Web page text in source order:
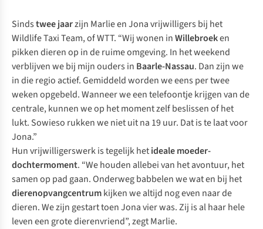
Sindstwee jaarzijn Marlie en Jona vrijwilligers bij het
Wildlife Taxi Team, of WTT. “Wij wonen inWillebroeken
pikken dieren op in de ruime omgeving. In het weekend
verblijven we bij mijn ouders in Baarle-Nassau. Dan zijn we
in die regio actief. Gemiddeld worden we eens per twee
weken opgebeld. Wanneer we een telefoontje krijgen van de
centrale, kunnen we op het moment zelf beslissen of het
lukt. Sowieso rukken we niet uit na 19 uur. Dat is te laat voor
Jona.”
Hun vrijwilligerswerk is tegelijk hetideale moeder-
dochtermoment. “We houden allebei van het avontuur, het
samen op pad gaan. Onderweg babbelen we wat en bij het
dierenopvangcentrumkijken we altijd nog even naar de
dieren. We zijn gestart toen Jona vier was. Zij is al haar hele
leven een grote dierenvriend”, zegt Marlie.